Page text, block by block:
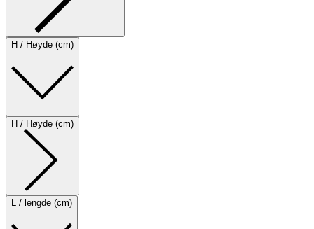
H / Høyde (cm)
H / Høyde (cm)
L / lengde (cm)